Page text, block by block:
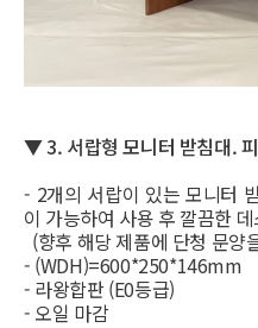
▼ 3. 서랍형 모니터 받침대.
- 2개의 서랍이 있는 모니터
이 가능하여 사용 후 깔끔한
(향후 해당 제품에 단청 문양
- (WDH)=600*250*146mm
- 라왕합판 (E0등급)
- 오일 마감